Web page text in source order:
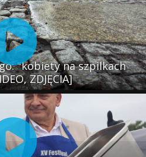
"kobiety na szpilkach
ZDJĘCIA]